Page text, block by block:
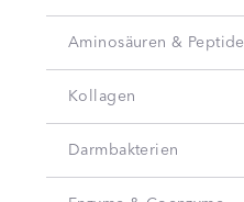
Aminosäuren & Peptide
Kollagen
Darmbakterien